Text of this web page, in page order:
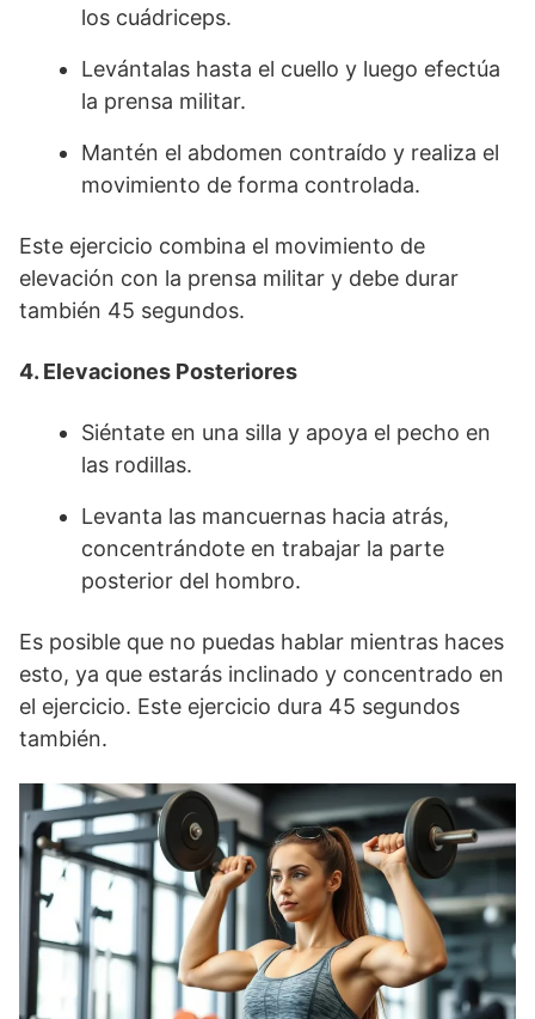
los cuádriceps.
Levántalas hasta el cuello y luego efectúa
la prensa militar.
Mantén el abdomen contraído y realiza el
movimiento de forma controlada.
Este ejercicio combina el movimiento de
elevación con la prensa militar y debe durar
también 45 segundos.
4. Elevaciones Posteriores
Siéntate en una silla y apoya el pecho en
las rodillas.
Levanta las mancuernas hacia atrás,
concentrándote en trabajar la parte
posterior del hombro.
Es posible que no puedas hablar mientras haces
esto, ya que estarás inclinado y concentrado en
el ejercicio. Este ejercicio dura 45 segundos
también.